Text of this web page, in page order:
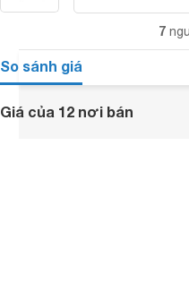
7
So sánh giá
Giá của 12 nơi bán